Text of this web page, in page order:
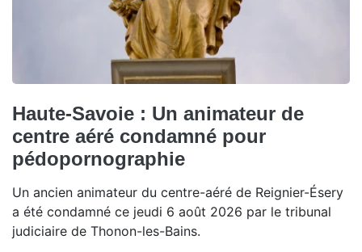
Haute-Savoie : Un animateur de
centre aéré condamné pour
pédopornographie
Un ancien animateur du centre-aéré de Reignier-Ésery
a été condamné ce jeudi 6 août 2026 par le tribunal
judiciaire de Thonon-les-Bains.